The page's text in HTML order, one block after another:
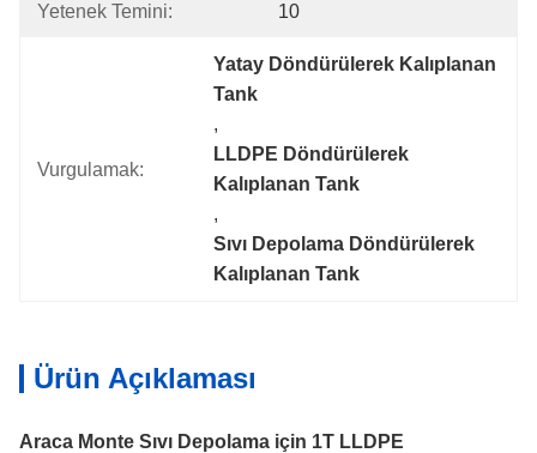
Yetenek Temini: 10
Vurgulamak:
Yatay Döndürülerek Kalıplanan
Tank
,
LLDPE Döndürülerek
Kalıplanan Tank
,
Sıvı Depolama Döndürülerek
Kalıplanan Tank
Ürün Açıklaması
Araca Monte Sıvı Depolama için 1T LLDPE